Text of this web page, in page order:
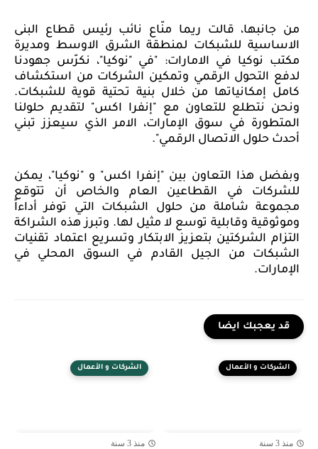
من جانبها، قالت ريما منّاع نائب رئيس قطاع البنى
الاساسية للشبكات لمنطقة الشرق الاوسط ومديرة
مكتب نوكيا في الامارات: "في "نوكيا"، نكرّس جهودنا
لدفع التحول الرقمي وتمكين الشركات من استكشاف
كامل إمكانياتها من خلال بنية تحتية قوية للشبكات.
ونحن نتطلع للتعاون مع "إنفرا اكس" لتقديم حلولنا
المتطورة في سوق الإمارات، الامر الذي سيعزز تبني
أحدث حلول الاتصال الرقمي"
.
وبفضل هذا التعاون بين "إنفرا اكس" و "نوكيا"، يمكن
للشركات في القطاعين العام والخاص أن تتوقع
مجموعة شاملة من حلول الشبكات التي توفر أداءاً
وموثوقية وقابلية توسع لا مثيل لها. وتبرز هذه الشراكة
التزام الشركتين بتعزيز الابتكار وتسريع اعتماد تقنيات
الشبكات من الجيل القادم في السوق المحلي في
الإمارات.
قد يعجبك ايضا
الشركات و الأعمال
منذ 3 سنة
الشركات و الأعمال
منذ 3 سنة